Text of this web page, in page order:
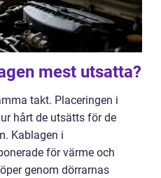
mest utsatta?
takt. Placeringen i
hårt de utsätts för de
Kablagen i
för värme och
genom dörrarnas